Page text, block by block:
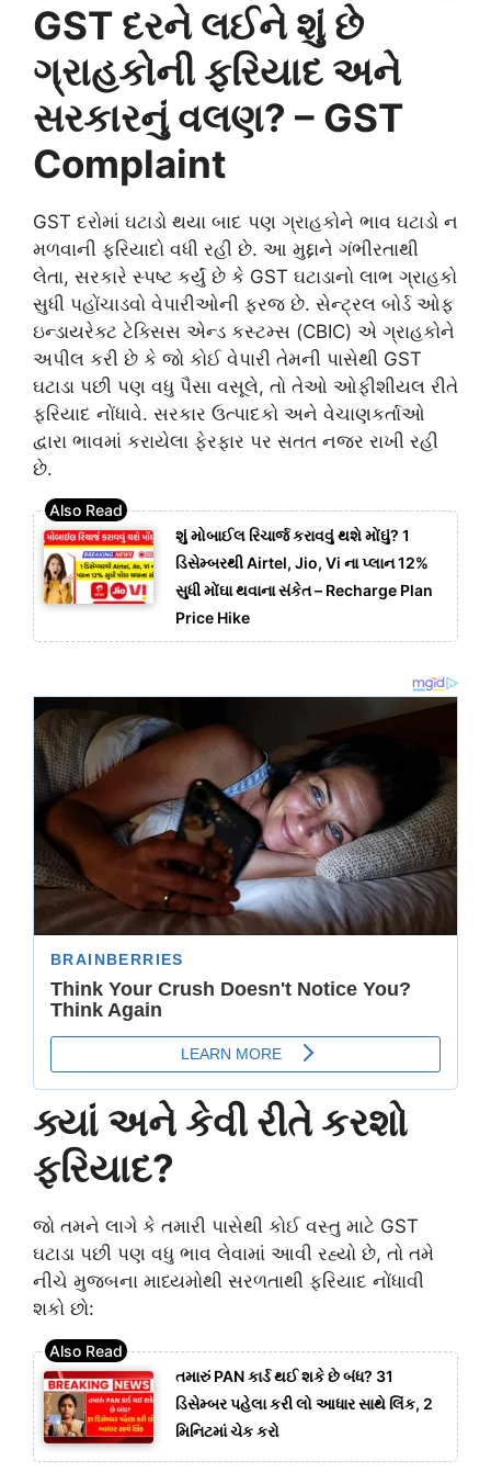
GST દરને લઈને શું છે
ગ્રાહકોની ફરિયાદ અને
સરકારનું વલણ? – GST
Complaint
GST દરોમાં ઘટાડો થયા બાદ પણ ગ્રાહકોને ભાવ ઘટાડો ન
મળવાની ફરિયાદો વધી રહી છે. આ મુદ્દાને ગંભીરતાથી
લેતા, સરકારે સ્પષ્ટ કર્યું છે કે GST ઘટાડાનો લાભ ગ્રાહકો
સુધી પહોંચાડવો વેપારીઓની ફરજ છે. સેન્ટ્રલ બોર્ડ ઓફ
ઇન્ડાયરેક્ટ ટેક્સિસ એન્ડ કસ્ટમ્સ (CBIC) એ ગ્રાહકોને
અપીલ કરી છે કે જો કોઈ વેપારી તેમની પાસેથી GST
ઘટાડા પછી પણ વધુ પૈસા વસૂલે, તો તેઓ ઓફીશીયલ રીતે
ફરિયાદ નોંધાવે. સરકાર ઉત્પાદકો અને વેચાણકર્તાઓ
દ્વારા ભાવમાં કરાયેલા ફેરફાર પર સતત નજર રાખી રહી
છે.
શું મોબાઈલ રિચાર્જ કરાવવું થશે મોંઘું? 1
ડિસેમ્બરથી Airtel, Jio, Vi ના પ્લાન 12%
સુધી મોંઘા થવાના સંકેત – Recharge Plan
Price Hike
ક્યાં અને કેવી રીતે કરશો
ફરિયાદ?
જો તમને લાગે કે તમારી પાસેથી કોઈ વસ્તુ માટે GST
ઘટાડા પછી પણ વધુ ભાવ લેવામાં આવી રહ્યો છે, તો તમે
નીચે મુજબના માધ્યમોથી સરળતાથી ફરિયાદ નોંધાવી
શકો છો:
તમારું PAN કાર્ડ થઈ શકે છે બંધ? 31
ડિસેમ્બર પહેલા કરી લો આધાર સાથે લિંક, 2
મિનિટમાં ચેક કરો